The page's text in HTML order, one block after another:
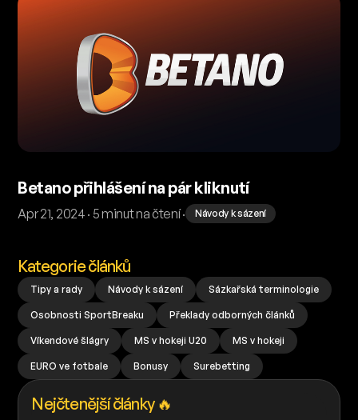
Betano přihlášení na pár kliknutí
Apr 21, 2024 · 5 minut na čtení · Návody k sázení
Kategorie článků
Tipy a rady Návody k sázení Sázkařská terminologie
Osobnosti SportBreaku Překlady odborných článků
Víkendové šlágry MS v hokeji U20 MS v hokeji
EURO ve fotbale Bonusy Surebetting
Nejčtenější články 🔥